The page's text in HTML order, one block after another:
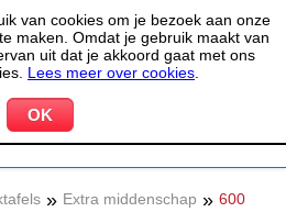
van cookies om je bezoek aan onze
maken. Omdat je gebruik maakt van
uit dat je akkoord gaat met ons
Lees meer over cookies
info@hocohoreca.nl
0 WINKELWAGEN
» Extra middenschap » 600